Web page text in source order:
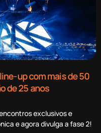
up com mais de 50
de 25 anos
exclusivos e
e agora divulga a fase 2!